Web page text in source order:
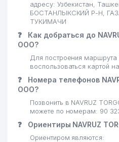
адресу: Узбекистан,
БОСТАНЛЫКСКИЙ Р-Н,
ТУКИМАЧИ
❓
Как добраться до
ООО?
Для построения
воспользоваться картой
❓
Номера телефонов
ООО?
Позвонить в NAVRUZ
можете по номерам: 90
❓ Ориентиры NAVRUZ
Ориентиром являются: